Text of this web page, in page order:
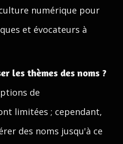
numérique pour
et évocateurs à
les thèmes des noms ?
de
limitées ; cependant,
des noms jusqu'à ce